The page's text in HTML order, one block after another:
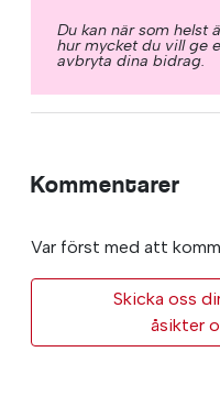
Du kan när som helst
hur mycket du vill ge
avbryta dina bidrag.
Kommentarer
Var först med att
Skicka oss
åsikter